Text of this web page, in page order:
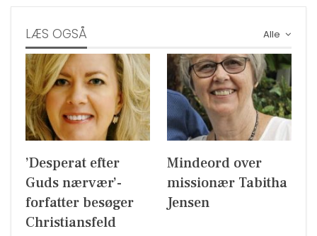
Alle
LÆS OGSÅ
’Desperat efter
Guds nærvær’-
forfatter besøger
Christiansfeld
Mindeord over
missionær Tabitha
Jensen